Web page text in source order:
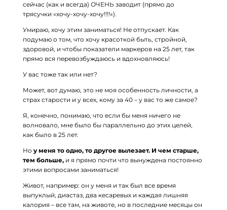
сейчас (как и всегда) ОЧЕНЬ заводит (прямо до
трясучки «хочу-хочу-хочу!!!!»).
Умираю, хочу этим заниматься! Не отпускает. Как
подумаю о том, что хочу красоткой быть, стройной,
здоровой, и чтобы показатели маркеров на 25 лет, так
прямо вся перевозбуждаюсь и вдохновляюсь!
У вас тоже так или нет?
Может, вот думаю, это не моя особенность личности, а
страх старости и у всех, кому за 40 – у вас то же самое?
Я, конечно, понимаю, что если бы меня ничего не
волновало, мне было бы параллельно до этих целей,
как было в 25 лет.
Но у меня то одно, то другое вылезает. И чем старше,
тем больше, и я прямо почти что вынуждена постоянно
этими вопросами заниматься!
Живот, например: он у меня и так был все время
выпуклый, диастаз, два кесаревых и каждая лишняя
калория – все там, на животе, но в последние месяцы он